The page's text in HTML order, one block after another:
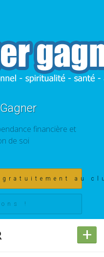
financière et
de soi
au
!
+